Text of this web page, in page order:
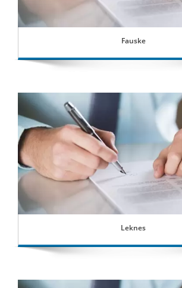
Fauske
Leknes